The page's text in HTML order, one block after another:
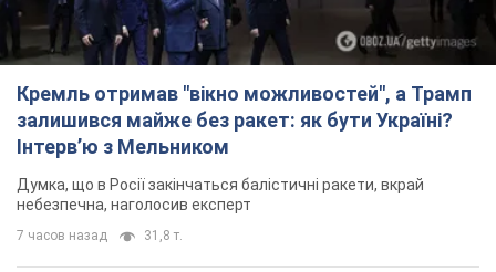
Кремль отримав "вікно можливостей", а Трамп
залишився майже без ракет: як бути Україні?
Інтерв’ю з Мельником
Думка, що в Росії закінчаться балістичні ракети, вкрай
небезпечна, наголосив експерт
7 часов назад 31,8 т.